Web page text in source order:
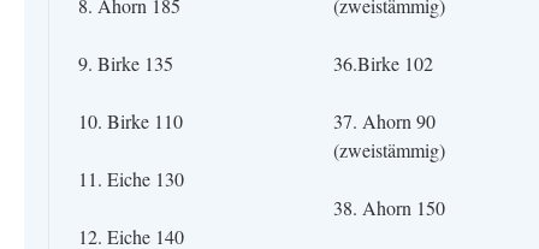
8. Ahorn 185
9. Birke 135
10. Birke 110
11. Eiche 130
12. Eiche 140
(zweistämmig)
36.Birke 102
37. Ahorn 90
(zweistämmig)
38. Ahorn 150